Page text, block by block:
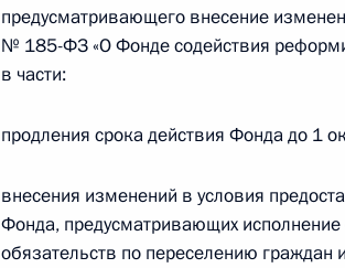
Перечень поручений по итогам
8 мая 2013 года, 10:20 7 поручений
предусматривающего внесение
№ 185-ФЗ «О Фонде содействия
в части:
продления срока действия Фонда до 1
внесения изменений в условия
Фонда, предусматривающих
обязательств по переселению